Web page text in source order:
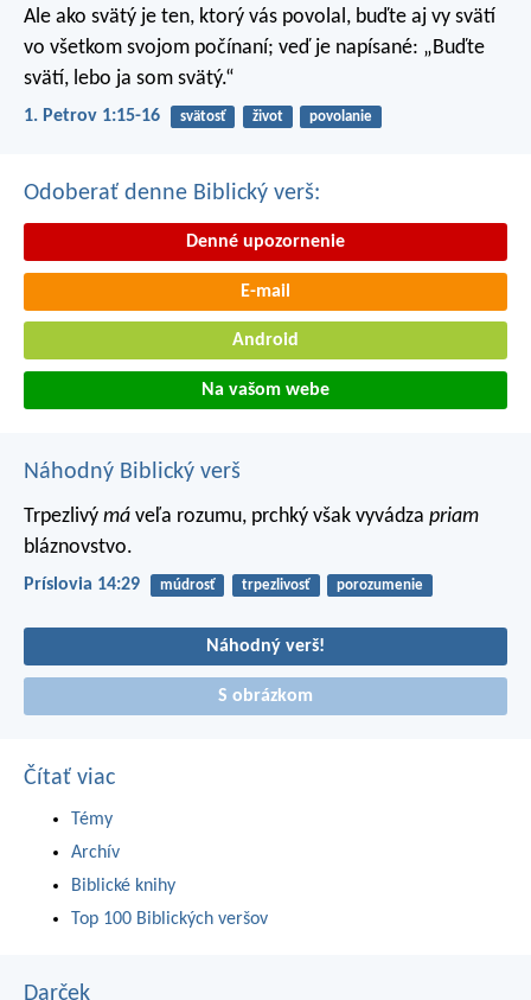
Ale ako svätý je ten, ktorý vás povolal, buďte aj vy svätí
vo všetkom svojom počínaní; veď je napísané: „Buďte
svätí, lebo ja som svätý.“
1. Petrov 1:15-16 svätosť život povolanie
Odoberať denne Biblický verš:
Denné upozornenie
E-mail
Android
Na vašom webe
Náhodný Biblický verš
Trpezlivý má veľa rozumu, prchký však vyvádza priam
bláznovstvo.
Príslovia 14:29 múdrosť trpezlivosť porozumenie
Náhodný verš!
S obrázkom
Čítať viac
Témy
Archív
Biblické knihy
Top 100 Biblických veršov
Darček